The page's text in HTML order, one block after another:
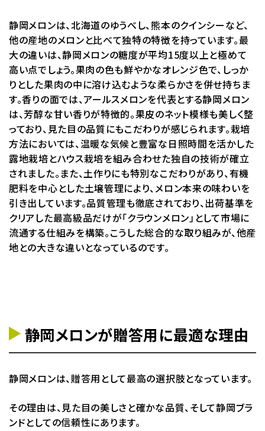
静岡メロンは、北海道のゆうべし、熊本のクインシーなど、
他の産地のメロンと比べて独特の特徴を持っています。最
大の違いは、静岡メロンの糖度が平均15度以上と極めて
高い点でしょう。果肉の色も鮮やかなオレンジ色で、しっか
りとした果肉の中に溶け込むような柔らかさを併せ持ちま
す。香りの面では、アールスメロンを代表とする静岡メロン
は、芳醇な甘い香りが特徴的。果皮のネット模様も美しく整
っており、見た目の品質にもこだわりが感じられます。栽培
方法においては、温暖な気候と豊富な日照時間を活かした
露地栽培とハウス栽培を組み合わせた独自の技術が確立
されました。また、土作りにも特別なこだわりがあり、有機
肥料を中心とした土壌管理により、メロン本来の味わいを
引き出しています。品質管理も徹底されており、出荷基準を
クリアした最高級品だけが「クラウンメロン」として市場に
流通する仕組みを構築。こうした総合的な取り組みが、他産
地との大きな違いとなっているのです。
静岡メロンが贈答用に最適な理由
静岡メロンは、贈答用として最高の選択肢となっています。
その理由は、見た目の美しさと確かな品質、そして静岡ブラ
ンドとしての信頼性にあります。